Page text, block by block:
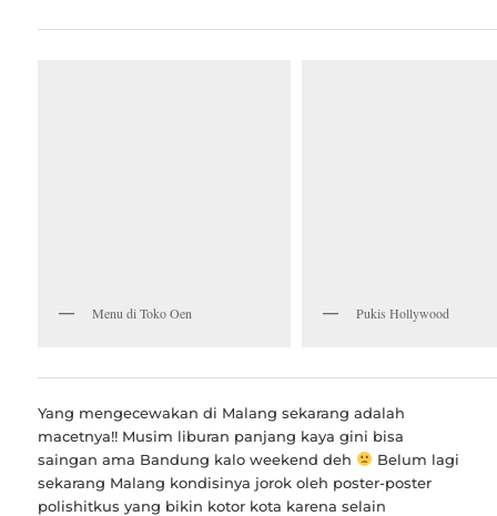
Menu di Toko Oen Pukis Hollywood
Yang mengecewakan di Malang sekarang adalah
macetnya!! Musim liburan panjang kaya gini bisa
saingan ama Bandung kalo weekend deh
Belum lagi
sekarang Malang kondisinya jorok oleh poster-poster
polishitkus yang bikin kotor kota karena selain